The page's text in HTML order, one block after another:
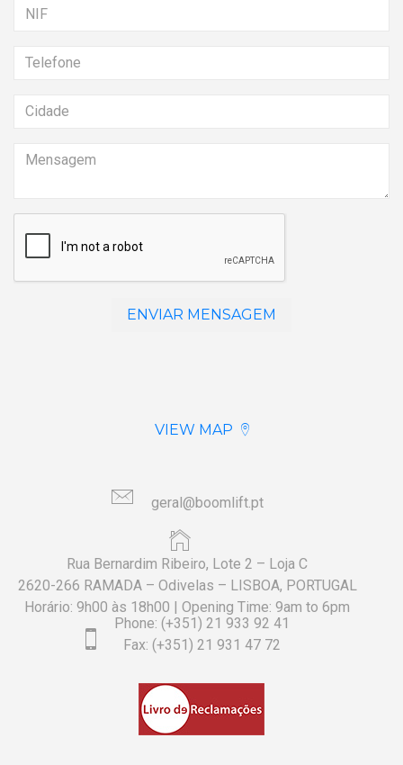
VIEW MAP
geral@boomlift.pt
Rua Bernardim Ribeiro, Lote 2 – Loja C
2620-266 RAMADA – Odivelas – LISBOA, PORTUGAL
Horário: 9h00 às 18h00 | Opening Time: 9am to 6pm
Phone: (+351) 21 933 92 41
Fax: (+351) 21 931 47 72